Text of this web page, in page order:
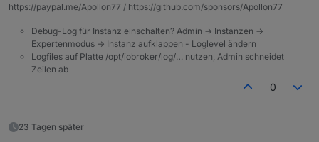
https://paypal.me/Apollon77 / https://github.com/sponsors/Apollon77
Debug-Log für Instanz einschalten? Admin -> Instanzen ->
Expertenmodus -> Instanz aufklappen - Loglevel ändern
Logfiles auf Platte /opt/iobroker/log/… nutzen, Admin schneidet
Zeilen ab
0
23 Tagen später